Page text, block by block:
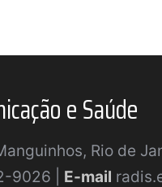
e Saúde
Rio de
9026 | E-mail